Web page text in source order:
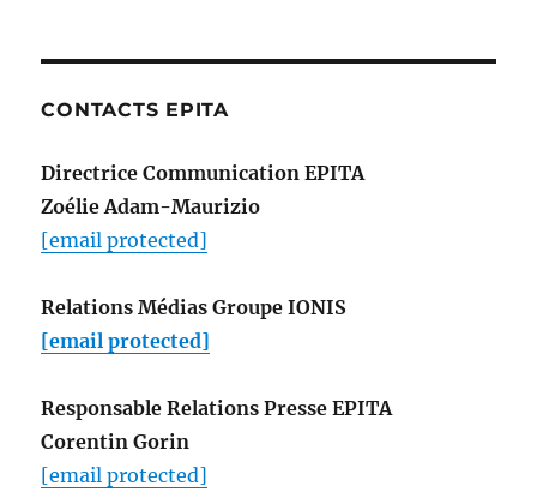
CONTACTS EPITA
Directrice Communication EPITA
Zoélie Adam-Maurizio
[email protected]
Relations Médias Groupe IONIS
[email protected]
Responsable Relations Presse EPITA
Corentin Gorin
[email protected]